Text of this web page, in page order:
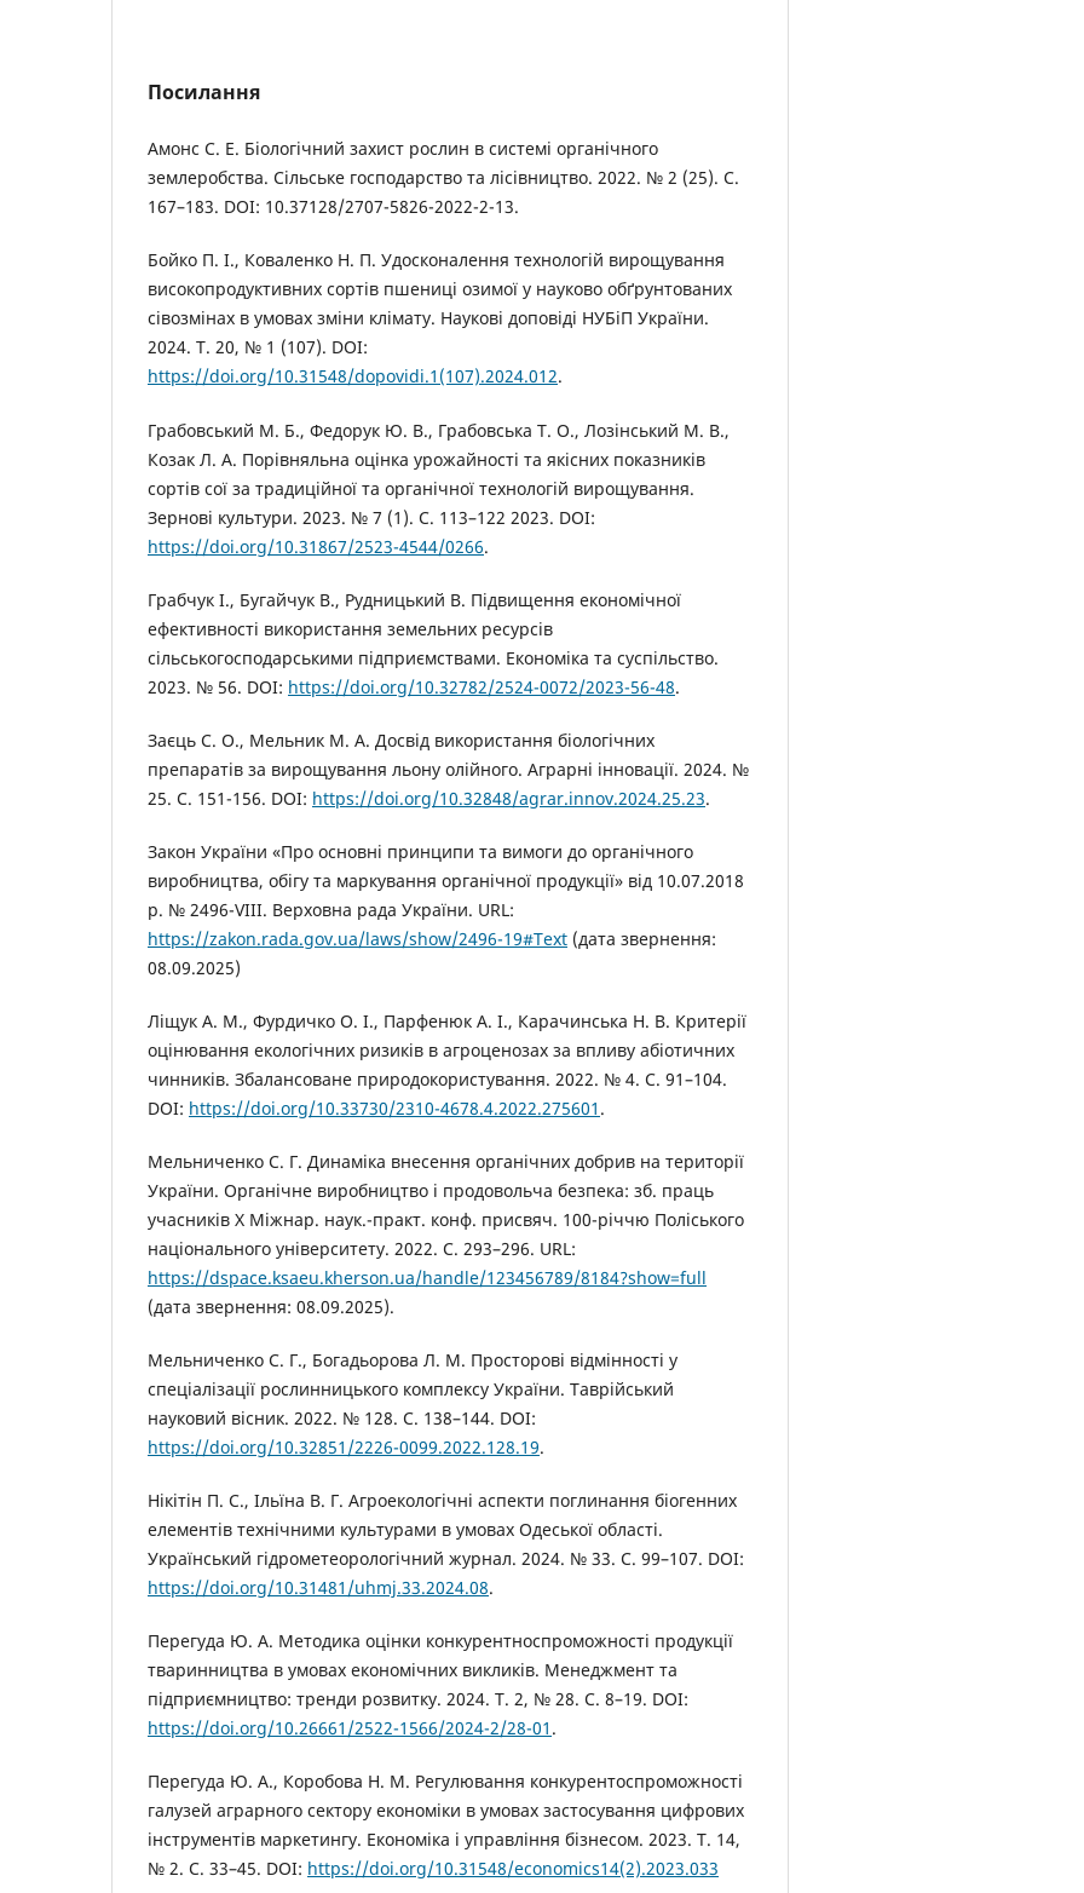
Посилання
Амонс С. Е. Біологічний захист рослин в системі органічного
землеробства. Сільське господарство та лісівництво. 2022. № 2 (25). С.
167–183. DOI: 10.37128/2707-5826-2022-2-13.
Бойко П. І., Коваленко Н. П. Удосконалення технологій вирощування
високопродуктивних сортів пшениці озимої у науково обґрунтованих
сівозмінах в умовах зміни клімату. Наукові доповіді НУБіП України.
2024. Т. 20, № 1 (107). DOI:
https://doi.org/10.31548/dopovidi.1(107).2024.012.
Грабовський М. Б., Федорук Ю. В., Грабовська Т. О., Лозінський М. В.,
Козак Л. А. Порівняльна оцінка урожайності та якісних показників
сортів сої за традиційної та органічної технологій вирощування.
Зернові культури. 2023. № 7 (1). С. 113–122 2023. DOI:
https://doi.org/10.31867/2523-4544/0266.
Грабчук І., Бугайчук В., Рудницький В. Підвищення економічної
ефективності використання земельних ресурсів
сільськогосподарськими підприємствами. Економіка та суспільство.
2023. № 56. DOI: https://doi.org/10.32782/2524-0072/2023-56-48.
Заєць С. О., Мельник М. А. Досвід використання біологічних
препаратів за вирощування льону олійного. Аграрні інновації. 2024. №
25. С. 151-156. DOI: https://doi.org/10.32848/agrar.innov.2024.25.23.
Закон України «Про основні принципи та вимоги до органічного
виробництва, обігу та маркування органічної продукції» від 10.07.2018
р. № 2496-VIII. Верховна рада України. URL:
https://zakon.rada.gov.ua/laws/show/2496-19#Text (дата звернення:
08.09.2025)
Ліщук А. М., Фурдичко О. І., Парфенюк А. І., Карачинська Н. В. Критерії
оцінювання екологічних ризиків в агроценозах за впливу абіотичних
чинників. Збалансоване природокористування. 2022. № 4. С. 91–104.
DOI: https://doi.org/10.33730/2310-4678.4.2022.275601 .
Мельниченко С. Г. Динаміка внесення органічних добрив на території
України. Органічне виробництво і продовольча безпека: зб. праць
учасників Х Міжнар. наук.-практ. конф. присвяч. 100-річчю Поліського
національного університету. 2022. С. 293–296. URL:
https://dspace.ksaeu.kherson.ua/handle/123456789/8184?show=full
(дата звернення: 08.09.2025).
Мельниченко С. Г., Богадьорова Л. М. Просторові відмінності у
спеціалізації рослинницького комплексу України. Таврійський
науковий вісник. 2022. № 128. С. 138–144. DOI:
https://doi.org/10.32851/2226-0099.2022.128.19.
Нікітін П. С., Ільїна В. Г. Агроекологічні аспекти поглинання біогенних
елементів технічними культурами в умовах Одеської області.
Український гідрометеорологічний журнал. 2024. № 33. С. 99–107. DOI:
https://doi.org/10.31481/uhmj.33.2024.08.
Перегуда Ю. А. Методика оцінки конкурентноспроможності продукції
тваринництва в умовах економічних викликів. Менеджмент та
підприємництво: тренди розвитку. 2024. Т. 2, № 28. С. 8–19. DOI:
https://doi.org/10.26661/2522-1566/2024-2/28-01 .
Перегуда Ю. А., Коробова Н. М. Регулювання конкурентоспроможності
галузей аграрного сектору економіки в умовах застосування цифрових
інструментів маркетингу. Економіка і управління бізнесом. 2023. Т. 14,
№ 2. С. 33–45. DOI: https://doi.org/10.31548/economics14(2).2023.033